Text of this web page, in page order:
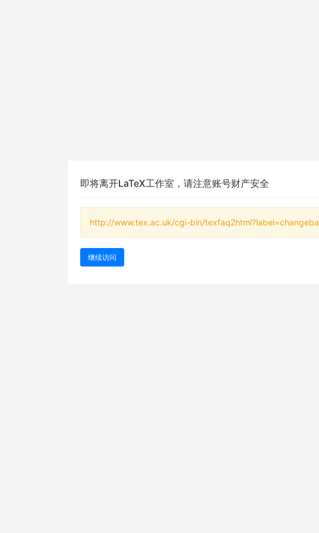
即将离开LaTeX工作室，请注意账号财产安全
http://www.tex.ac.uk/cgi-bin/
继续访问